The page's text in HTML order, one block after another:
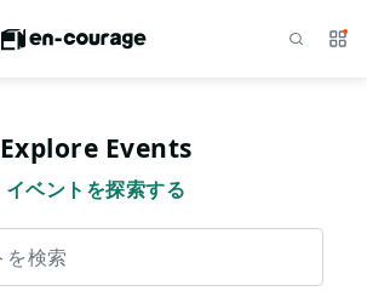
サ
Explore Events
イベントを探索する